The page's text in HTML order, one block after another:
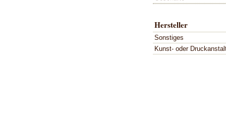
Hersteller
Sonstiges
Kunst- oder